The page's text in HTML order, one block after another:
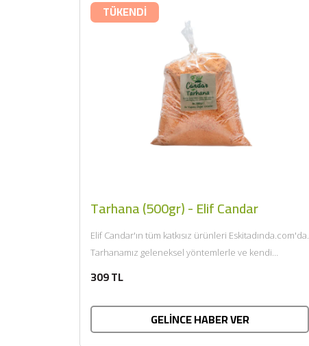
TÜKENDİ
Tarhana (500gr) - Elif Candar
Elif Candar'ın tüm katkısız ürünleri Eskitadında.com'da.
Tarhanamız geleneksel yöntemlerle ve kendi
309 TL
GELİNCE HABER VER